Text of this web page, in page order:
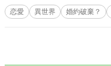
恋愛 異世界 婚約破棄？